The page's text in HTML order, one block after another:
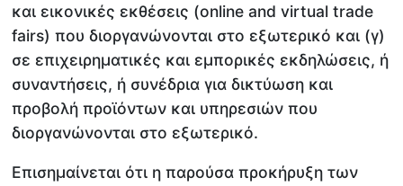
και εικονικές εκθέσεις (online and virtual trade
fairs) που διοργανώνονται στο εξωτερικό και (γ)
σε επιχειρηματικές και εμπορικές εκδηλώσεις, ή
συναντήσεις, ή συνέδρια για δικτύωση και
προβολή προϊόντων και υπηρεσιών που
διοργανώνονται στο εξωτερικό.
Επισημαίνεται ότι η παρούσα προκήρυξη των